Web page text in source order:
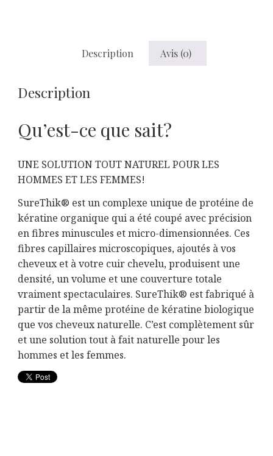
Description Avis (0)
Description
Qu’est-ce que sait?
UNE SOLUTION TOUT NATUREL POUR LES
HOMMES ET LES FEMMES!
SureThik® est un complexe unique de protéine de
kératine organique qui a été coupé avec précision
en fibres minuscules et micro-dimensionnées. Ces
fibres capillaires microscopiques, ajoutés à vos
cheveux et à votre cuir chevelu, produisent une
densité, un volume et une couverture totale
vraiment spectaculaires. SureThik® est fabriqué à
partir de la même protéine de kératine biologique
que vos cheveux naturelle. C’est complètement sûr
et une solution tout à fait naturelle pour les
hommes et les femmes.